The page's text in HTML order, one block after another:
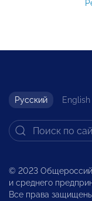
Русский English
© 2023
и среднего
Все права